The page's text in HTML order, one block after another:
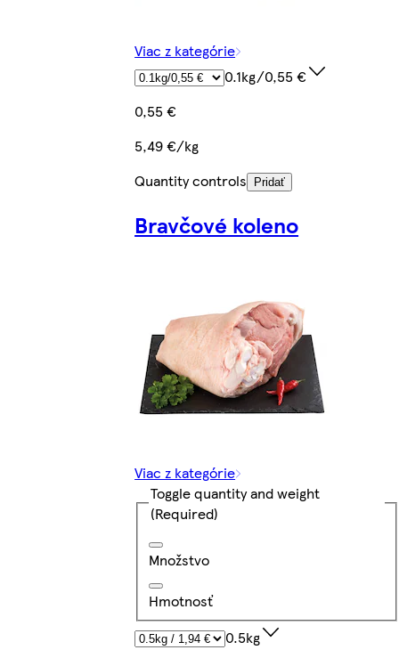
Viac z kategórie
0.1kg/0,55 €
0,55 €
5,49 €/kg
Quantity controls
Pridať
Bravčové koleno
Viac z kategórie
Toggle quantity and weight
(Required)
Množstvo
Hmotnosť
0.5kg